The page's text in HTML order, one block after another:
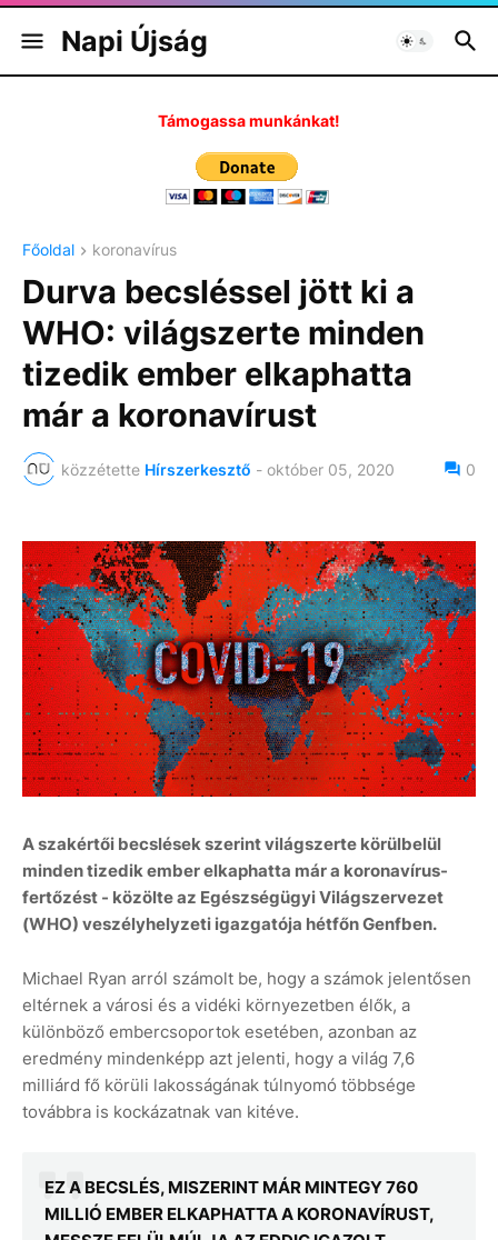
Napi Újság
Támogassa munkánkat!
Főoldal koronavírus
Durva becsléssel jött ki a
WHO: világszerte minden
tizedik ember elkaphatta
már a koronavírust
közzétette Hírszerkesztő - október 05, 2020 0
A szakértői becslések szerint világszerte körülbelül
minden tizedik ember elkaphatta már a koronavírus-
fertőzést - közölte az Egészségügyi Világszervezet
(WHO) veszélyhelyzeti igazgatója hétfőn Genfben.
Michael Ryan arról számolt be, hogy a számok jelentősen
eltérnek a városi és a vidéki környezetben élők, a
különböző embercsoportok esetében, azonban az
eredmény mindenképp azt jelenti, hogy a világ 7,6
milliárd fő körüli lakosságának túlnyomó többsége
továbbra is kockázatnak van kitéve.
EZ A BECSLÉS, MISZERINT MÁR MINTEGY 760
MILLIÓ EMBER ELKAPHATTA A KORONAVÍRUST,